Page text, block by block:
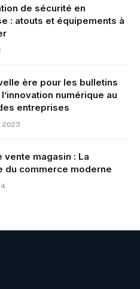
de sécurité en
: atouts et équipements à
ère pour les bulletins
numérique au
entreprises
2023
vente magasin : La
du commerce moderne